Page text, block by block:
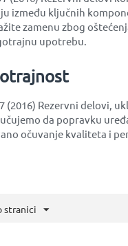
između ključnih
zamenu zbog
upotrebu.
(2016) Rezervni
da popravku
očuvanje kvaliteta i
stranici